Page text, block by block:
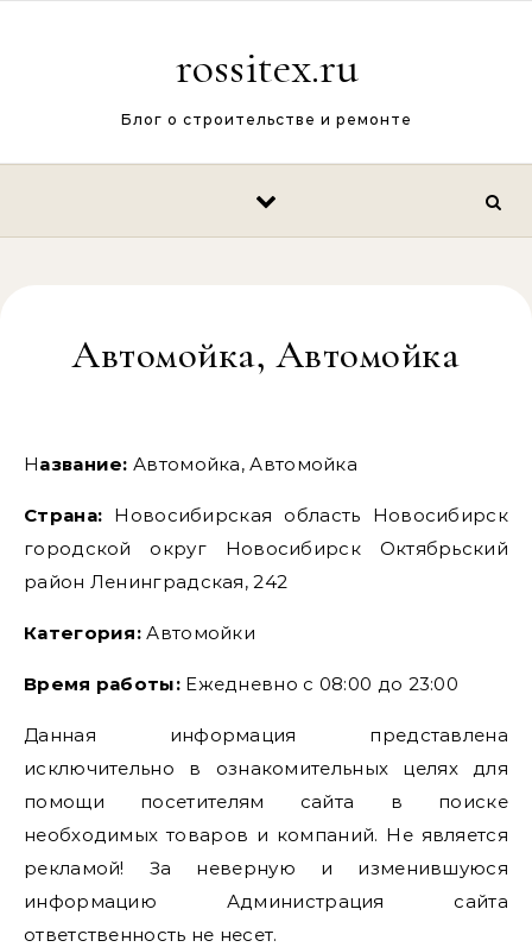
rossitex.ru
Блог о строительстве и ремонте
Автомойка, Автомойка
Название: Автомойка, Автомойка
Страна: Новосибирская область Новосибирск
городской округ Новосибирск Октябрьский
район Ленинградская, 242
Категория: Автомойки
Время работы:Ежедневно с 08:00 до 23:00
Данная информация представлена
исключительно в ознакомительных целях для
помощи посетителям сайта в поиске
необходимых товаров и компаний. Не является
рекламой! За неверную и изменившуюся
информацию Администрация сайта
ответственность не несет.